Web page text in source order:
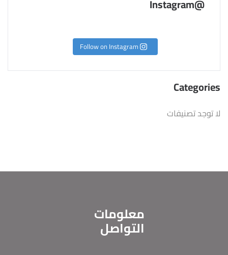
@Instagram
Follow on Instagram
Categories
لا توجد تصنيفات
معلومات
التواصل